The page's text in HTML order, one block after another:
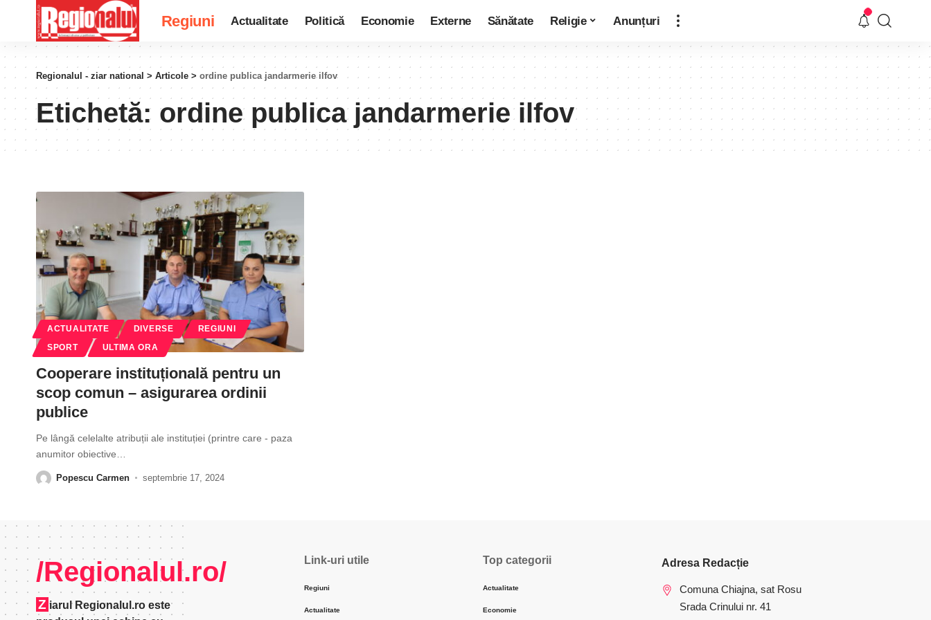
Regiuni Actualitate Politică Economie Externe Sănătate Religie Anunțuri
Regionalul - ziar national > Articole > ordine publica jandarmerie ilfov
Etichetă: ordine publica jandarmerie ilfov
ACTUALITATE DIVERSE REGIUNI
SPORT ULTIMA ORA
Cooperare instituțională pentru un
scop comun – asigurarea ordinii
publice
Pe lângă celelalte atribuții ale instituției (printre care - paza
anumitor obiective
Popescu Carmen septembrie 17, 2024
/Regionalul.ro/
Z iarul Regionalul.ro este
Link-uri utile
Regiuni
Actualitate
Top categorii
Actualitate
Economie
Adresa Redacție
Comuna Chiajna, sat Rosu
Srada Crinului nr. 41